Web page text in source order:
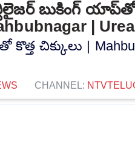
బుకింగ్ యాప్‌తో
|
చిక్కులు |
CHANNEL: